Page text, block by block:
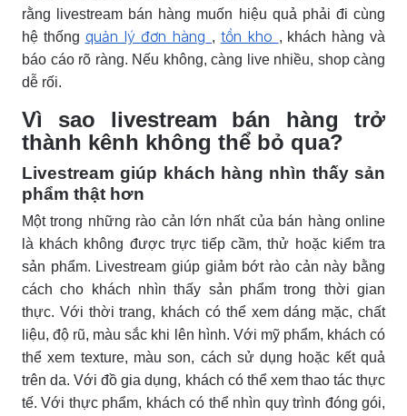
rằng livestream bán hàng muốn hiệu quả phải đi cùng
hệ thống quản lý đơn hàng , tồn kho , khách hàng và
báo cáo rõ ràng. Nếu không, càng live nhiều, shop càng
dễ rối.
Vì sao livestream bán hàng trở
thành kênh không thể bỏ qua?
Livestream giúp khách hàng nhìn thấy sản
phẩm thật hơn
Một trong những rào cản lớn nhất của bán hàng online
là khách không được trực tiếp cầm, thử hoặc kiểm tra
sản phẩm. Livestream giúp giảm bớt rào cản này bằng
cách cho khách nhìn thấy sản phẩm trong thời gian
thực. Với thời trang, khách có thể xem dáng mặc, chất
liệu, độ rũ, màu sắc khi lên hình. Với mỹ phẩm, khách có
thể xem texture, màu son, cách sử dụng hoặc kết quả
trên da. Với đồ gia dụng, khách có thể xem thao tác thực
tế. Với thực phẩm, khách có thể nhìn quy trình đóng gói,